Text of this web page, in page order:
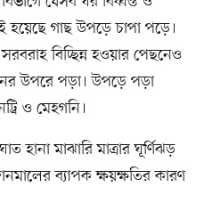
হয়েছে গাছ উপড়ে চাপা পড়ে।
বিচ্ছিন্ন হওয়ার পেছনেও
উপরে পড়া। উপড়ে পড়া
ও মেহগনি।
মাঝারি মাত্রার ঘূর্ণিঝড়
ব্যাপক ক্ষয়ক্ষতির কারণ